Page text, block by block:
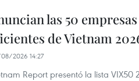
las 50
de Vietnam
2026 14:27
Report presentó la lista